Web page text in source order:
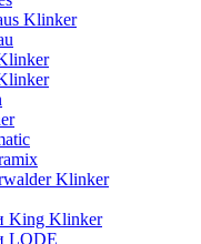
Klinker
Klinker
King Klinker
LODE